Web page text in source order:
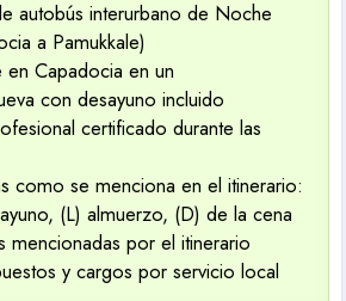
autobús interurbano de Noche
a Pamukkale)
en Capadocia en un
con desayuno incluido
certificado durante las
como se menciona en el itinerario:
(L) almuerzo, (D) de la cena
mencionadas por el itinerario
y cargos por servicio local